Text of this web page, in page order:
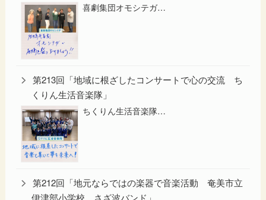
喜劇集団オモシテガ…
第213回「地域に根ざしたコンサートで心の交流 ち
くりん生活音楽隊」
ちくりん生活音楽隊…
第212回「地元ならではの楽器で音楽活動 奄美市立
伊津部小学校 さざ波バンド」